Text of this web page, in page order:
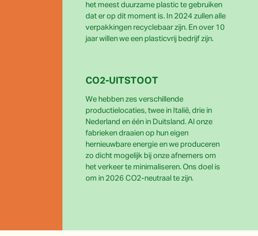
het meest duurzame plastic te gebruiken
dat er op dit moment is. In 2024 zullen alle
verpakkingen recyclebaar zijn. En over 10
jaar willen we een plasticvrij bedrijf zijn.
CO2-UITSTOOT
We hebben zes verschillende
productielocaties, twee in Italië, drie in
Nederland en één in Duitsland. Al onze
fabrieken draaien op hun eigen
hernieuwbare energie en we produceren
zo dicht mogelijk bij onze afnemers om
het verkeer te minimaliseren. Ons doel is
om in 2026 CO2-neutraal te zijn.